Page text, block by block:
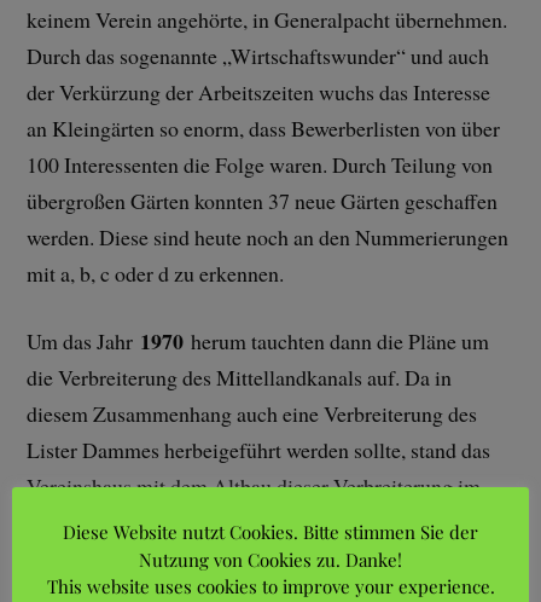
keinem Verein angehörte, in Generalpacht übernehmen.
Durch das sogenannte „Wirtschaftswunder“ und auch
der Verkürzung der Arbeitszeiten wuchs das Interesse
an Kleingärten so enorm, dass Bewerberlisten von über
100 Interessenten die Folge waren. Durch Teilung von
übergroßen Gärten konnten 37 neue Gärten geschaffen
werden. Diese sind heute noch an den Nummerierungen
mit a, b, c oder d zu erkennen.
Um das Jahr 1970 herum tauchten dann die Pläne um
die Verbreiterung des Mittellandkanals auf. Da in
diesem Zusammenhang auch eine Verbreiterung des
Lister Dammes herbeigeführt werden sollte, stand das
Vereinshaus mit dem Altbau dieser Verbreiterung im
Wege. Es wurden daraufhin Pläne erarbeitet, die darauf
hinausliefen, den Altbau abzureißen und an den 1957
errichteten Anbau einen weiteren Anbau anzubringen.
Diese Website nutzt Cookies. Bitte stimmen Sie der
Nutzung von Cookies zu. Danke!
This website uses cookies to improve your experience.